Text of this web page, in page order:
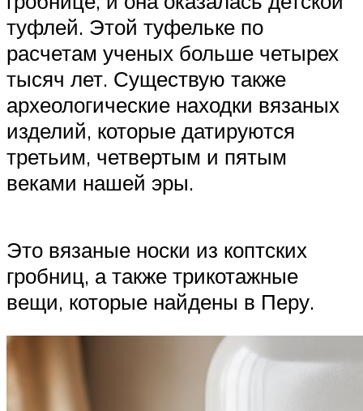
туфлей. Этой туфельке по
расчетам ученых больше четырех
тысяч лет. Существую также
археологические находки вязаных
изделий, которые датируются
третьим, четвертым и пятым
веками нашей эры.
Это вязаные носки из коптских
гробниц, а также трикотажные
вещи, которые найдены в Перу.